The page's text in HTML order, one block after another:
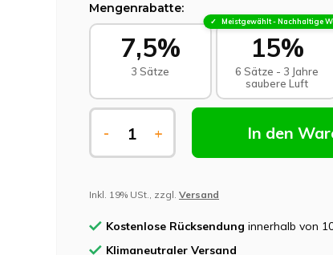
Mengenrabatte:
7,5%
3 Sätze
Meistgewählt - Nachhaltige
15%
6 Sätze - 3 Jahre
saubere Luft
- + In den
Inkl. 19% USt., zzgl. Versand
Kostenlose Rücksendung innerhalb von
Klimaneutraler Versand